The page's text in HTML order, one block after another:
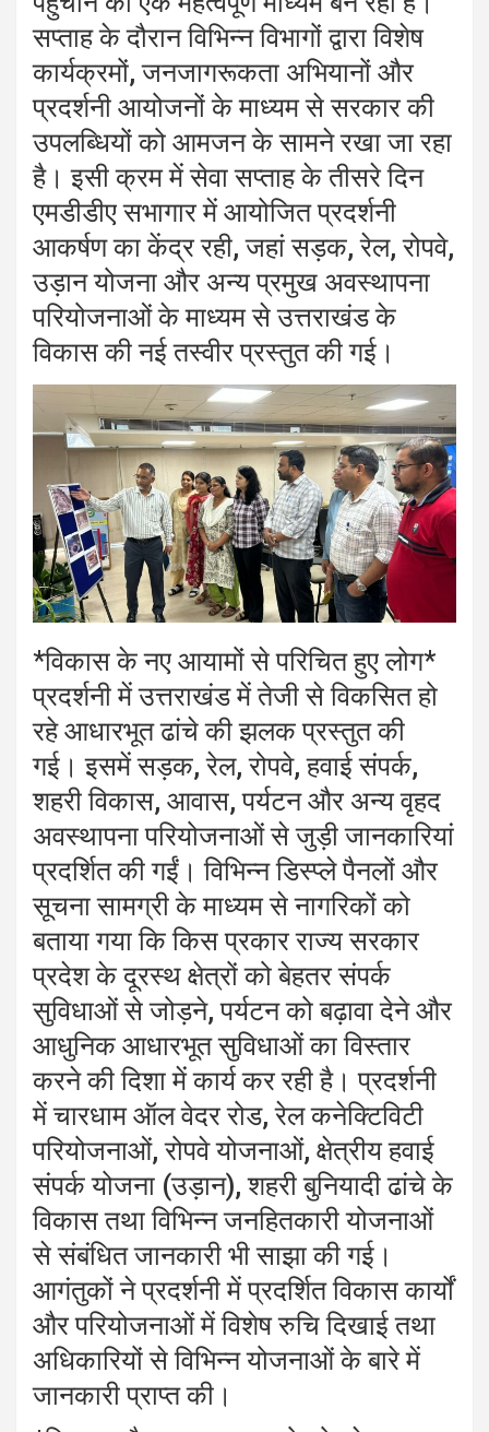
सप्ताह के दौरान विभिन्न विभागों द्वारा विशेष
कार्यक्रमों, जनजागरूकता अभियानों और
प्रदर्शनी आयोजनों के माध्यम से सरकार की
उपलब्धियों को आमजन के सामने रखा जा रहा
है। इसी क्रम में सेवा सप्ताह के तीसरे दिन
एमडीडीए सभागार में आयोजित प्रदर्शनी
आकर्षण का केंद्र रही, जहां सड़क, रेल, रोपवे,
उड़ान योजना और अन्य प्रमुख अवस्थापना
परियोजनाओं के माध्यम से उत्तराखंड के
विकास की नई तस्वीर प्रस्तुत की गई।
*विकास के नए आयामों से परिचित हुए लोग*
प्रदर्शनी में उत्तराखंड में तेजी से विकसित हो
रहे आधारभूत ढांचे की झलक प्रस्तुत की
गई। इसमें सड़क, रेल, रोपवे, हवाई संपर्क,
शहरी विकास, आवास, पर्यटन और अन्य वृहद
अवस्थापना परियोजनाओं से जुड़ी जानकारियां
प्रदर्शित की गईं। विभिन्न डिस्प्ले पैनलों और
सूचना सामग्री के माध्यम से नागरिकों को
बताया गया कि किस प्रकार राज्य सरकार
प्रदेश के दूरस्थ क्षेत्रों को बेहतर संपर्क
सुविधाओं से जोड़ने, पर्यटन को बढ़ावा देने और
आधुनिक आधारभूत सुविधाओं का विस्तार
करने की दिशा में कार्य कर रही है। प्रदर्शनी
में चारधाम ऑल वेदर रोड, रेल कनेक्टिविटी
परियोजनाओं, रोपवे योजनाओं, क्षेत्रीय हवाई
संपर्क योजना (उड़ान), शहरी बुनियादी ढांचे के
विकास तथा विभिन्न जनहितकारी योजनाओं
से संबंधित जानकारी भी साझा की गई।
आगंतुकों ने प्रदर्शनी में प्रदर्शित विकास कार्यों
और परियोजनाओं में विशेष रुचि दिखाई तथा
अधिकारियों से विभिन्न योजनाओं के बारे में
जानकारी प्राप्त की।